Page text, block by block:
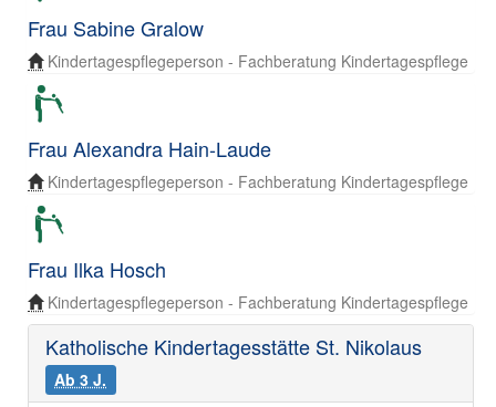
Frau Sabine Gralow
Kindertagespflegeperson - Fachberatung Kindertagespflege
Frau Alexandra Hain-Laude
Kindertagespflegeperson - Fachberatung Kindertagespflege
Frau Ilka Hosch
Kindertagespflegeperson - Fachberatung Kindertagespflege
Katholische Kindertagesstätte St. Nikolaus
Ab 3 J.